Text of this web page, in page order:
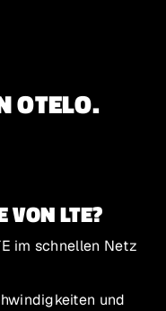
OTELO.
VON LTE?
im schnellen Netz
und